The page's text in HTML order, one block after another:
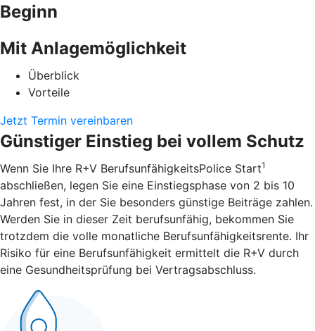
Beginn
Mit Anlagemöglichkeit
Überblick
Vorteile
Jetzt Termin vereinbaren
Günstiger Einstieg bei vollem Schutz
Wenn Sie Ihre R+V BerufsunfähigkeitsPolice Start1
abschließen, legen Sie eine Einstiegsphase von 2 bis 10
Jahren fest, in der Sie besonders günstige Beiträge zahlen.
Werden Sie in dieser Zeit berufsunfähig, bekommen Sie
trotzdem die volle monatliche Berufsunfähigkeitsrente. Ihr
Risiko für eine Berufsunfähigkeit ermittelt die R+V durch
eine Gesundheitsprüfung bei Vertragsabschluss.